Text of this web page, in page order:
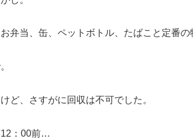
弁当、缶、ペットボトル、たばこと定番の
ど、さすがに回収は不可でした。
12：00前…